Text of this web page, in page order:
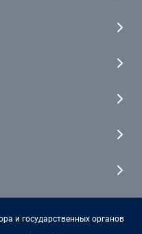
и государственных органов